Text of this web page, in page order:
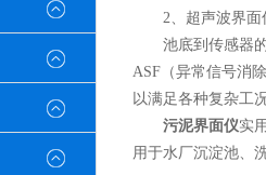
2、超声波界面
池底到传感器的
ASF（异常信号消
以满足各种复杂工
污泥界面仪实
用于水厂沉淀池、